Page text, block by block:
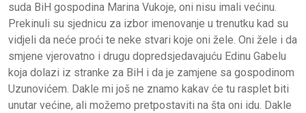
suda BiH gospodina Marina Vukoje, oni nisu imali većinu.
Prekinuli su sjednicu za izbor imenovanje u trenutku kad su
vidjeli da neće proći te neke stvari koje oni žele. Oni žele i da
smjene vjerovatno i drugu dopredsjedavajuću Edinu Gabelu
koja dolazi iz stranke za BiH i da je zamjene sa gospodinom
Uzunovićem. Dakle mi još ne znamo kakav će tu rasplet biti
unutar većine, ali možemo pretpostaviti na šta oni idu. Dakle